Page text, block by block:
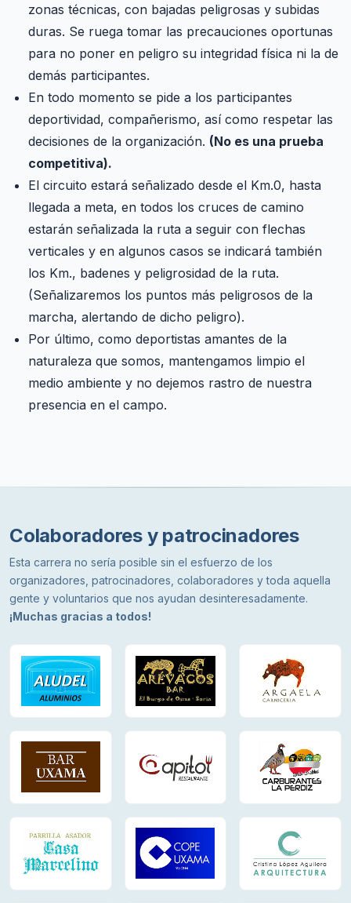
zonas técnicas, con bajadas peligrosas y subidas
duras. Se ruega tomar las precauciones oportunas
para no poner en peligro su integridad física ni la de
demás participantes.
En todo momento se pide a los participantes
deportividad, compañerismo, así como respetar las
decisiones de la organización. (No es una prueba
competitiva).
El circuito estará señalizado desde el Km.0, hasta
llegada a meta, en todos los cruces de camino
estarán señalizada la ruta a seguir con flechas
verticales y en algunos casos se indicará también
los Km., badenes y peligrosidad de la ruta.
(Señalizaremos los puntos más peligrosos de la
marcha, alertando de dicho peligro).
Por último, como deportistas amantes de la
naturaleza que somos, mantengamos limpio el
medio ambiente y no dejemos rastro de nuestra
presencia en el campo.
Colaboradores y patrocinadores
Esta carrera no sería posible sin el esfuerzo de los
organizadores, patrocinadores, colaboradores y toda aquella
gente y voluntarios que nos ayudan desinteresadamente.
¡Muchas gracias a todos!